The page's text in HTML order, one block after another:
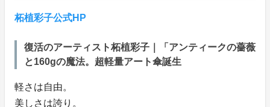
柘植彩子公式HP
復活のアーティスト柘植彩子｜「アンティークの薔薇
と160gの魔法。超軽量アート傘誕生
軽さは自由。
美しさは誇り。